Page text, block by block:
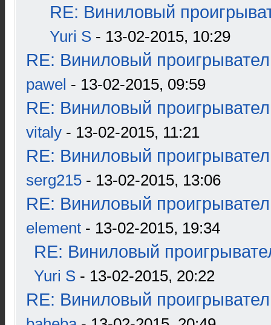
RE: Виниловый
Yuri S - 13-02-2015, 10:29
RE: Виниловый
pawel - 13-02-2015, 09:59
RE: Виниловый
vitaly - 13-02-2015, 11:21
RE: Виниловый
serg215 - 13-02-2015, 13:06
RE: Виниловый
element - 13-02-2015, 19:34
RE: Виниловый
Yuri S - 13-02-2015, 20:22
RE: Виниловый